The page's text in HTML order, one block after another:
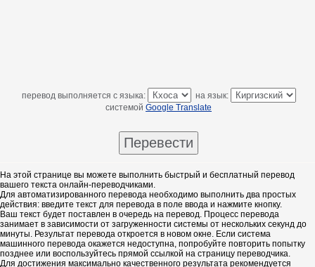
перевод выполняется с языка:
на язык:
системой Google Translate
На этой странице вы можете выполнить быстрый и бесплатный перевод
вашего текста онлайн-переводчиками.
Для автоматизированного перевода необходимо выполнить два простых
действия: введите текст для перевода в поле ввода и нажмите кнопку.
Ваш текст будет поставлен в очередь на перевод. Процесс перевода
занимает в зависимости от загруженности системы от нескольких секунд до
минуты. Результат перевода откроется в новом окне. Если система
машинного перевода окажется недоступна, попробуйте повторить попытку
позднее или воспользуйтесь прямой ссылкой на страницу переводчика.
Для достижения максимально качественного результата рекомендуется